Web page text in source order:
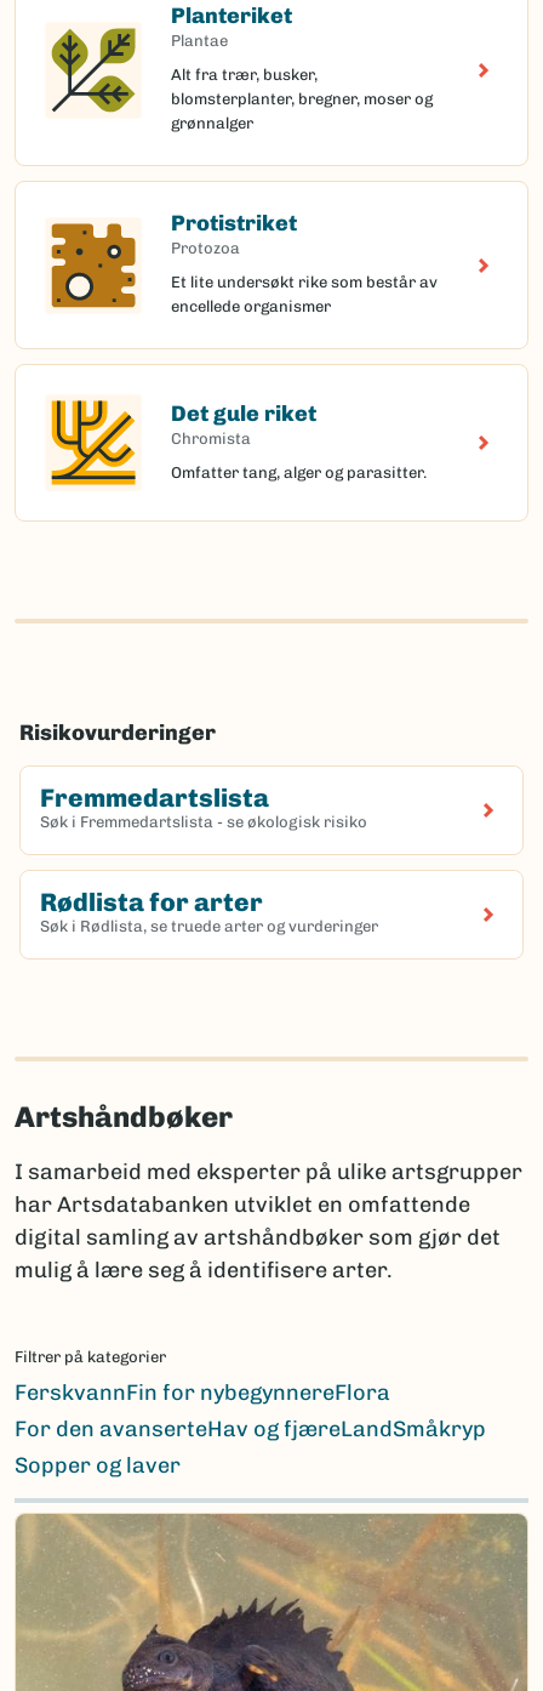
Planteriket
Plantae
Alt fra trær, busker,
blomsterplanter, bregner, moser og
grønnalger
Protistriket
Protozoa
Et lite undersøkt rike som består av
encellede organismer
Det gule riket
Chromista
Omfatter tang, alger og parasitter.
Risikovurderinger
Fremmedartslista
Søk i Fremmedartslista - se økologisk risiko
Rødlista for arter
Søk i Rødlista, se truede arter og vurderinger
Artshåndbøker
I samarbeid med eksperter på ulike artsgrupper
har Artsdatabanken utviklet en omfattende
digital samling av artshåndbøker som gjør det
mulig å lære seg å identifisere arter.
Filtrer på kategorier
FerskvannFin for nybegynnereFlora
For den avanserteHav og fjæreLandSmåkryp
Sopper og laver